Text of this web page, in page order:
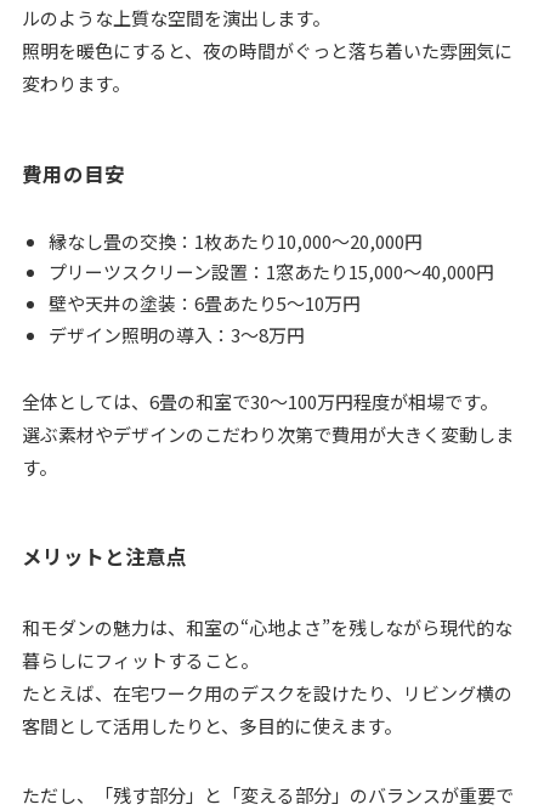
ルのような上質な空間を演出します。
照明を暖色にすると、夜の時間がぐっと落ち着いた雰囲気に
変わります。
費用の目安
縁なし畳の交換：1枚あたり10,000〜20,000円
プリーツスクリーン設置：1窓あたり15,000〜40,000円
壁や天井の塗装：6畳あたり5〜10万円
デザイン照明の導入：3〜8万円
全体としては、6畳の和室で30〜100万円程度が相場です。
選ぶ素材やデザインのこだわり次第で費用が大きく変動しま
す。
メリットと注意点
和モダンの魅力は、和室の“心地よさ”を残しながら現代的な
暮らしにフィットすること。
たとえば、在宅ワーク用のデスクを設けたり、リビング横の
客間として活用したりと、多目的に使えます。
ただし、「残す部分」と「変える部分」のバランスが重要で